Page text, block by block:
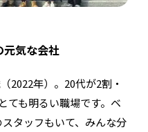
元気な会社
2022年）。20代が2割・
ても明るい職場です。ベ
タッフもいて、みんな分